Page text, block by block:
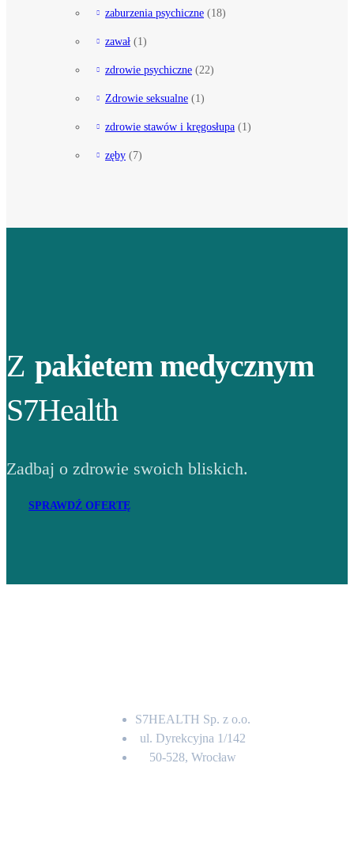
zaburzenia psychiczne (18)
zawał (1)
zdrowie psychiczne (22)
Zdrowie seksualne (1)
zdrowie stawów i kręgosłupa (1)
zęby (7)
Z pakietem medycznym
S7Health
Zadbaj o zdrowie swoich bliskich.
SPRAWDŹ OFERTĘ
S7HEALTH Sp. z o.o.
ul. Dyrekcyjna 1/142
50-528, Wrocław